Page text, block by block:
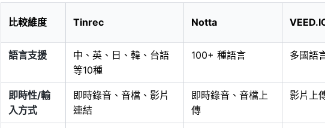
比較維度 Tinrec Notta
語言支援
中、英、日、韓、台語
等10種
100+ 種語言 多國語
即時性/輸
入方式
即時錄音、音檔、影片
連結
即時錄音、音檔上
傳
影片上